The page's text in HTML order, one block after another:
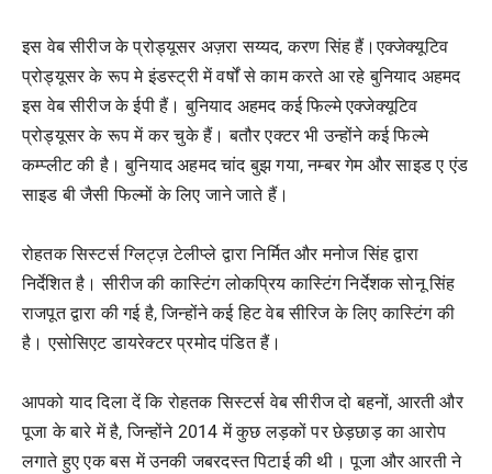
इस वेब सीरीज के प्रोड्यूसर अज़रा सय्यद, करण सिंह हैं।एक्जेक्यूटिव
प्रोड्यूसर के रूप मे इंडस्ट्री में वर्षों से काम करते आ रहे बुनियाद अहमद
इस वेब सीरीज के ईपी हैं। बुनियाद अहमद कई फिल्मे एक्जेक्यूटिव
प्रोड्यूसर के रूप में कर चुके हैं। बतौर एक्टर भी उन्होंने कई फिल्मे
कम्प्लीट की है। बुनियाद अहमद चांद बुझ गया, नम्बर गेम और साइड ए एंड
साइड बी जैसी फिल्मों के लिए जाने जाते हैं।
रोहतक सिस्टर्स ग्लिट्ज़ टेलीप्ले द्वारा निर्मित और मनोज सिंह द्वारा
निर्देशित है। सीरीज की कास्टिंग लोकप्रिय कास्टिंग निर्देशक सोनू सिंह
राजपूत द्वारा की गई है, जिन्होंने कई हिट वेब सीरिज के लिए कास्टिंग की
है। एसोसिएट डायरेक्टर प्रमोद पंडित हैं।
आपको याद दिला दें कि रोहतक सिस्टर्स वेब सीरीज दो बहनों, आरती और
पूजा के बारे में है, जिन्होंने 2014 में कुछ लड़कों पर छेड़छाड़ का आरोप
लगाते हुए एक बस में उनकी जबरदस्त पिटाई की थी। पूजा और आरती ने